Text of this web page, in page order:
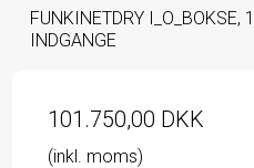
FUNKINETDRY I_O_BOKSE,
INDGANGE
101.750,00 DKK
(inkl. moms)